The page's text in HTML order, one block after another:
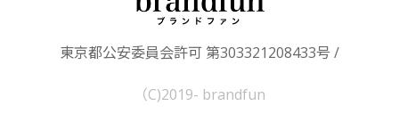
東京都公安委員会許可 第303321208433号 /
（C)2019- brandfun